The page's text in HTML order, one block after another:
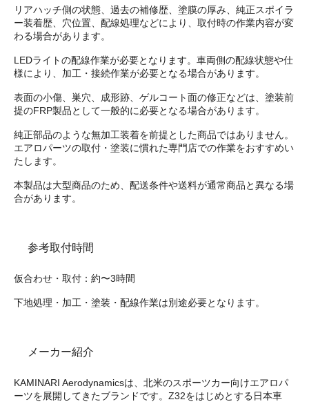
リアハッチ側の状態、過去の補修歴、塗膜の厚み、純正スポイラ
ー装着歴、穴位置、配線処理などにより、取付時の作業内容が変
わる場合があります。
LEDライトの配線作業が必要となります。車両側の配線状態や仕
様により、加工・接続作業が必要となる場合があります。
表面の小傷、巣穴、成形跡、ゲルコート面の修正などは、塗装前
提のFRP製品として一般的に必要となる場合があります。
純正部品のような無加工装着を前提とした商品ではありません。
エアロパーツの取付・塗装に慣れた専門店での作業をおすすめい
たします。
本製品は大型商品のため、配送条件や送料が通常商品と異なる場
合があります。
参考取付時間
仮合わせ・取付：約〜3時間
下地処理・加工・塗装・配線作業は別途必要となります。
メーカー紹介
KAMINARI Aerodynamicsは、北米のスポーツカー向けエアロパ
ーツを展開してきたブランドです。Z32をはじめとする日本車